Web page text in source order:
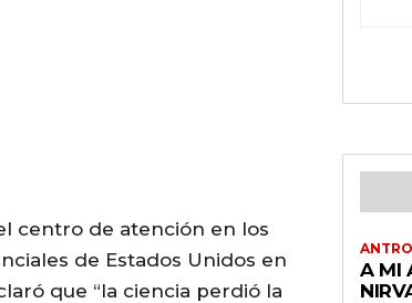
centro de atención en los
de Estados Unidos en
que “la ciencia perdió la
A MI